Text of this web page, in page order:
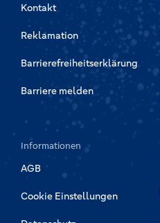
Kontakt
Reklamation
Barrierefreiheitserklärung
Barriere melden
Informationen
AGB
Cookie Einstellungen